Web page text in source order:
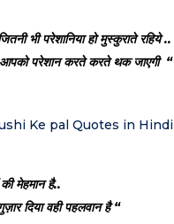
भी परेशानिया हो मुस्कुराते रहिये ..
आपको परेशान करते करते थक जाएगी “
Ke pal Quotes in Hindi
मेहमान है..
दिया वही पहलवान है “